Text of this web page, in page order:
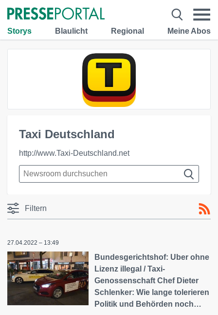
Storys Blaulicht Regional Meine Abos
Taxi Deutschland
http://www.Taxi-Deutschland.net
Filtern
27.04.2022 – 13:49
Bundesgerichtshof: Uber ohne
Lizenz illegal / Taxi-
Genossenschaft Chef Dieter
Schlenker: Wie lange tolerieren
Politik und Behörden noch…